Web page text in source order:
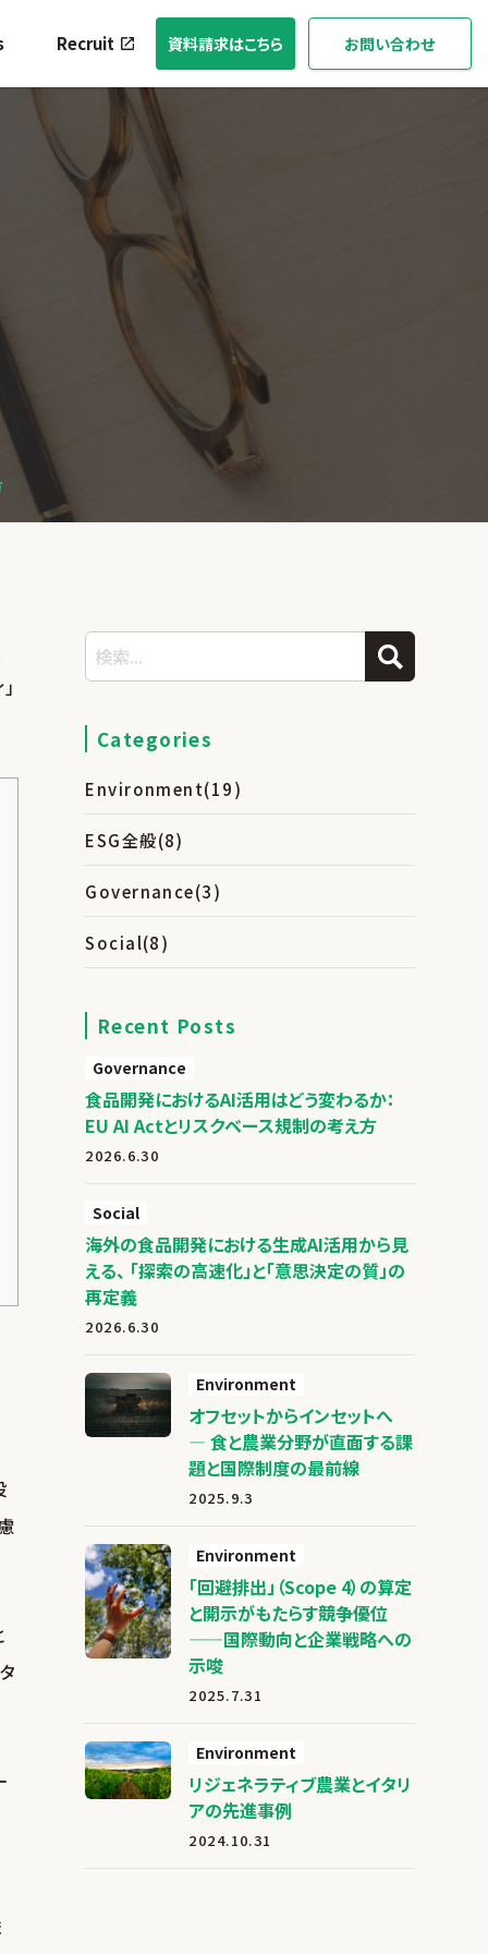
Recruit 資料請求はこちら お問い合わせ
Categories
Environment(19)
ESG全般(8)
Governance(3)
Social(8)
Recent Posts
Governance
食品開発におけるAI活用はどう変わるか：
EU AI Actとリスクベース規制の考え方
2026.6.30
Social
海外の食品開発における生成AI活用から見
える、 「探索の高速化」と「意思決定の質」の
再定義
2026.6.30
Environment
オフセットからインセットへ
― 食と農業分野が直面する課
題と国際制度の最前線
2025.9.3
Environment
「回避排出」（Scope 4）の算定
と開示がもたらす競争優位
——国際動向と企業戦略への
示唆
2025.7.31
Environment
リジェネラティブ農業とイタリ
アの先進事例
2024.10.31